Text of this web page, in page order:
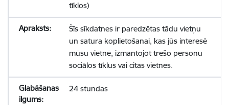
tīklos)
Šīs sīkdatnes ir paredzētas tādu vietņu
un satura koplietošanai, kas jūs interesē
mūsu vietnē, izmantojot trešo personu
sociālos tīklus vai citas vietnes.
24 stundas